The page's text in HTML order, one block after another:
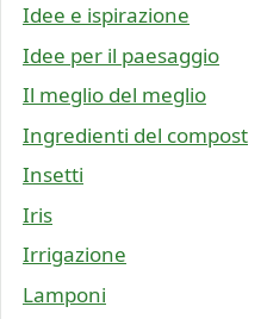
Idee e ispirazione
Idee per il paesaggio
Il meglio del meglio
Ingredienti del compost
Insetti
Iris
Irrigazione
Lamponi